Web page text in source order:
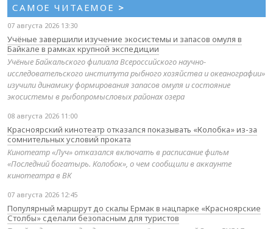
САМОЕ ЧИТАЕМОЕ >
07 августа 2026 13:30
Учёные завершили изучение экосистемы и запасов омуля в
Байкале в рамках крупной экспедиции
Учёные Байкальского филиала Всероссийского научно-
исследовательского института рыбного хозяйства и океанографии»
изучили динамику формирования запасов омуля и состояние
экосистемы в рыбопромысловых районах озера
08 августа 2026 11:00
Красноярский кинотеатр отказался показывать «Колобка» из-за
сомнительных условий проката
Кинотеатр «Луч» отказался включать в расписание фильм
«Последний богатырь. Колобок», о чем сообщили в аккаунте
кинотеатра в ВК
07 августа 2026 12:45
Популярный маршрут до скалы Ермак в нацпарке «Красноярские
Столбы» сделали безопасным для туристов